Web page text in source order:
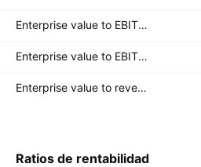
Enterprise value to EBITDA forward
Enterprise value to EBIT forward
Enterprise value to revenue forward
Ratios de rentabilidad